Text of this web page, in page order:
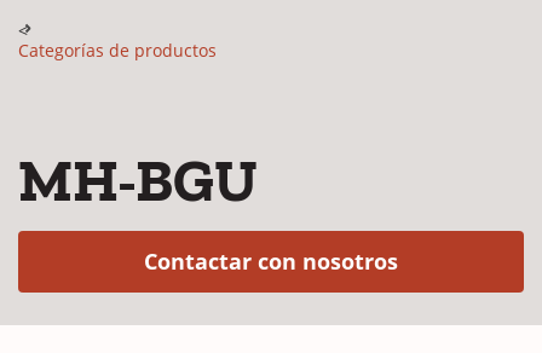
Categorías de productos
MH-BGU
Contactar con nosotros(Opens in a